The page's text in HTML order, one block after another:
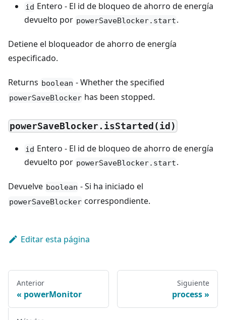
id Entero - El id de bloqueo de ahorro de energía
devuelto por powerSaveBlocker.start.
Detiene el bloqueador de ahorro de energía
especificado.
Returns boolean - Whether the specified
powerSaveBlocker has been stopped.
powerSaveBlocker.isStarted(id)
id Entero - El id de bloqueo de ahorro de energía
devuelto por powerSaveBlocker.start.
Devuelve boolean - Si ha iniciado el
powerSaveBlocker correspondiente.
Editar esta página
Anterior
powerMonitor
Siguiente
process